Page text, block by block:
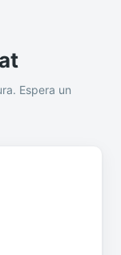
Espera un